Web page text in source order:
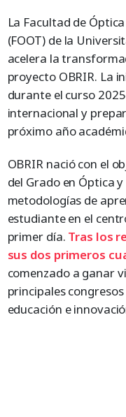
La Facultad de
(FOOT) de la
acelera la
proyecto OBRIR. La
durante el curso
internacional y
próximo año
OBRIR nació con el
del Grado en Óptica
metodologías de
estudiante en el
primer día. Tras los
sus dos primeros
comenzado a ganar
principales
educación e